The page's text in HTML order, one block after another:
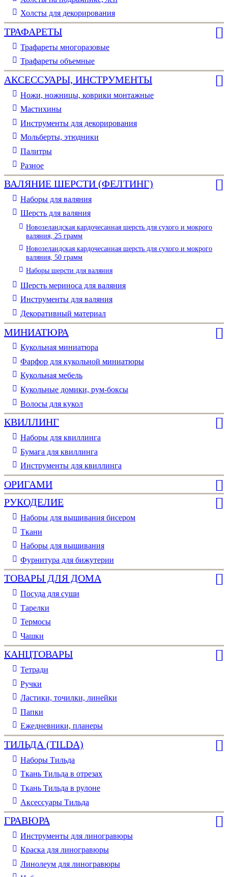
Холсты для декорирования
ТРАФАРЕТЫ
Трафареты многоразовые
Трафареты объемные
АКСЕССУАРЫ, ИНСТРУМЕНТЫ
Ножи, ножницы, коврики монтажные
Мастихины
Инструменты для декорирования
Мольберты, этюдники
Палитры
Разное
ВАЛЯНИЕ ШЕРСТИ (ФЕЛТИНГ)
Наборы для валяния
Шерсть для валяния
Новозеландская кардочесанная шерсть для сухого и мокрого
валяния, 25 грамм
Новозеландская кардочесанная шерсть для сухого и мокрого
валяния, 50 грамм
Наборы шерсти для валяния
Шерсть мериноса для валяния
Инструменты для валяния
Декоративный материал
МИНИАТЮРА
Кукольная миниатюра
Фарфор для кукольной миниатюры
Кукольная мебель
Кукольные домики, рум-боксы
Волосы для кукол
КВИЛЛИНГ
Наборы для квиллинга
Бумага для квиллинга
Инструменты для квиллинга
ОРИГАМИ
РУКОДЕЛИЕ
Наборы для вышивания бисером
Ткани
Наборы для вышивания
Фурнитура для бижутерии
ТОВАРЫ ДЛЯ ДОМА
Посуда для суши
Тарелки
Термосы
Чашки
КАНЦТОВАРЫ
Тетради
Ручки
Ластики, точилки, линейки
Папки
Ежедневники, планеры
ТИЛЬДА (TILDA)
Наборы Тильда
Ткань Тильда в отрезах
Ткань Тильда в рулоне
Аксессуары Тильда
ГРАВЮРА
Инструменты для линогравюры
Краска для линогравюры
Линолеум для линогравюры